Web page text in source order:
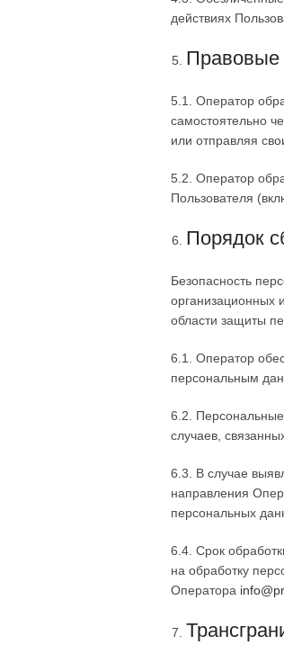
действиях
Правовые
5.1. Оператор
самостоятельно
или отправляя
5.2. Оператор
Пользователя
Порядок
Безопасность
организационных
области защиты
6.1. Оператор
персональным
6.2.
случаев,
6.3. В случае
направления
персональных
6.4. Срок
на обработку
Оператора